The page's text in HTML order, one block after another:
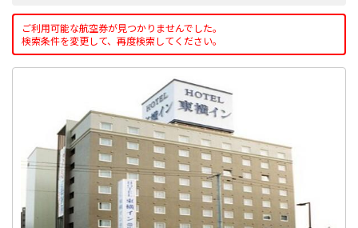
ご利用可能な航空券が見つかりませんでした。
検索条件を変更して、再度検索してください。